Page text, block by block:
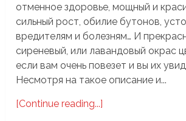
отменное здоровье, мощный и
сильный рост, обилие бутонов,
вредителям и болезням… И
сиреневый, или лавандовый окрас
если вам очень повезет и вы их
Несмотря на такое описание и...
[Continue reading...]